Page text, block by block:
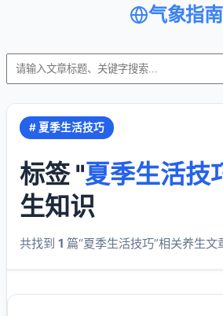
气象指南
# 夏季生活技巧
标签 "夏季生活技
生知识
共找到 1 篇“夏季生活技巧”相关养生文